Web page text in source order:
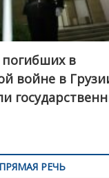
в
войне в
ПРЯМАЯ РЕЧЬ